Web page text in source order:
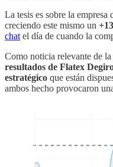
La tesis es sobre la empresa
creciendo este mismo un
chat el día de cuando la
Como noticia relevante de la
resultados de Flatex
estratégico que están
ambos hecho provocaron